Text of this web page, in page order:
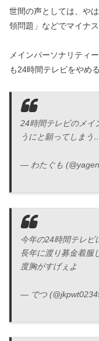
世間の声としては、や
領問題」などでマイナ
メインパーソナリティ
も24時間テレビをやめ
24時間テレビのメイ
うにと願ってしまう
— わたぐも
今年の24時間テレビ
長年に渡り募金着服
度胸がすげぇよ
— でつ